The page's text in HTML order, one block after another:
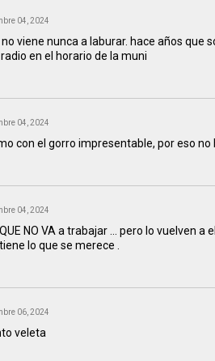
04, 2024
viene nunca a laburar. hace años que
en el horario de la muni
04, 2024
con el gorro impresentable, por eso no
04, 2024
QUE NO VA a trabajar ... pero lo vuelven
lo que se merece .
06, 2024
veleta